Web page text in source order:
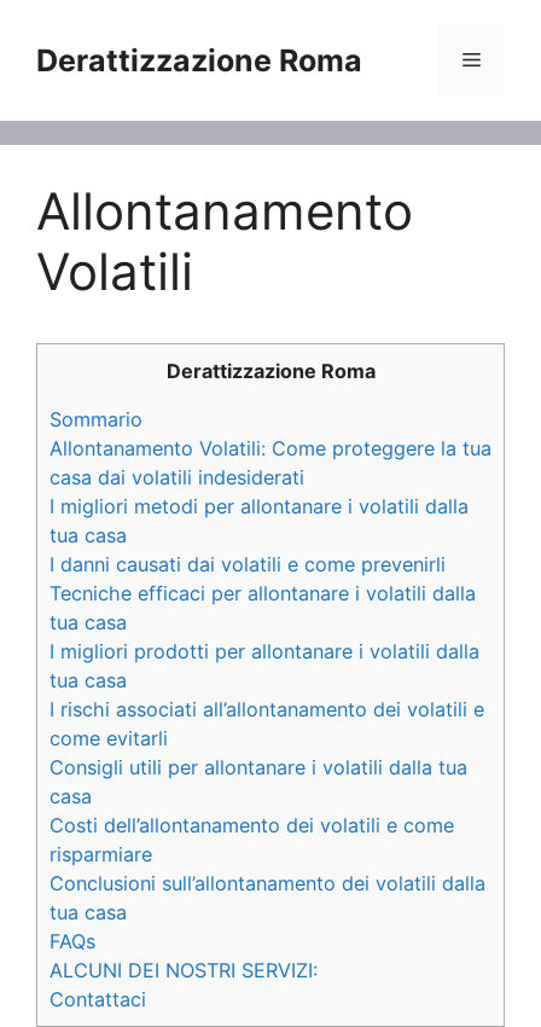
contenuto
Derattizzazione Roma Menu
Allontanamento
Volatili
Derattizzazione Roma
Sommario
Allontanamento Volatili: Come proteggere la tua
casa dai volatili indesiderati
I migliori metodi per allontanare i volatili dalla
tua casa
I danni causati dai volatili e come prevenirli
Tecniche efficaci per allontanare i volatili dalla
tua casa
I migliori prodotti per allontanare i volatili dalla
tua casa
I rischi associati all’allontanamento dei volatili e
come evitarli
Consigli utili per allontanare i volatili dalla tua
casa
Costi dell’allontanamento dei volatili e come
risparmiare
Conclusioni sull’allontanamento dei volatili dalla
tua casa
FAQs
ALCUNI DEI NOSTRI SERVIZI:
Contattaci